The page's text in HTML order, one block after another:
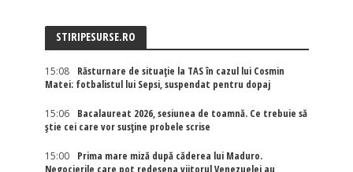
STIRIPESURSE.RO
15:08
Răsturnare de situație la TAS în cazul lui Cosmin
Matei: fotbalistul lui Sepsi, suspendat pentru dopaj
15:06
Bacalaureat 2026, sesiunea de toamnă. Ce trebuie să
știe cei care vor susține probele scrise
15:00
Prima mare miză după căderea lui Maduro.